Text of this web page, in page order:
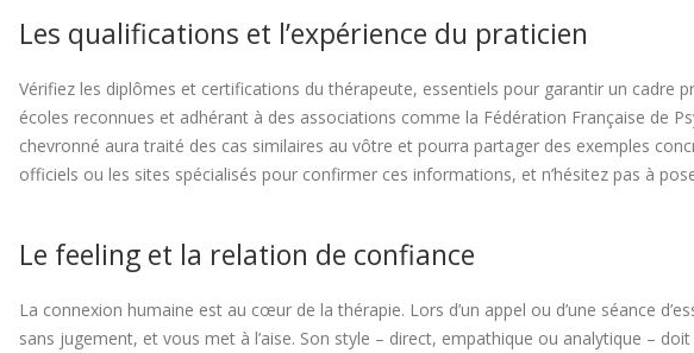
Les qualifications et l’expérience du praticien
Vérifiez les diplômes et certifications du thérapeute, essentiels pour garantir un cadre
écoles reconnues et adhérant à des associations comme la Fédération Française de
chevronné aura traité des cas similaires au vôtre et pourra partager des exemples
officiels ou les sites spécialisés pour confirmer ces informations, et n’hésitez pas à
Le feeling et la relation de confiance
La connexion humaine est au cœur de la thérapie. Lors d’un appel ou d’une séance
sans jugement, et vous met à l’aise. Son style – direct, empathique ou analytique –